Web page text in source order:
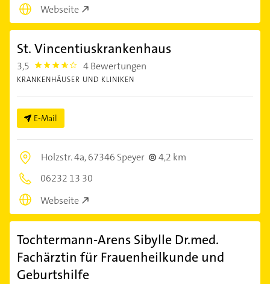
Webseite
St. Vincentiuskrankenhaus
3,5 3.5 4 Bewertungen
KRANKENHÄUSER UND KLINIKEN
E-Mail
Holzstr. 4a,67346 Speyer
4,2 km
06232 13 30
Webseite
Tochtermann-Arens Sibylle Dr.med.
Fachärztin für Frauenheilkunde und
Geburtshilfe